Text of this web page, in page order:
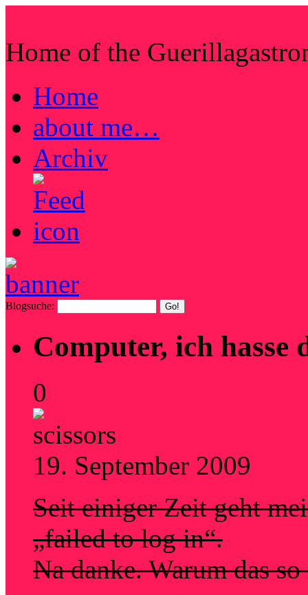
Home of the
Home
about me…
Archiv
Blogsuche:
Computer, ich hasse
0
19. September 2009
Seit einiger Zeit geht
„failed to log in“.
Na danke. Warum das